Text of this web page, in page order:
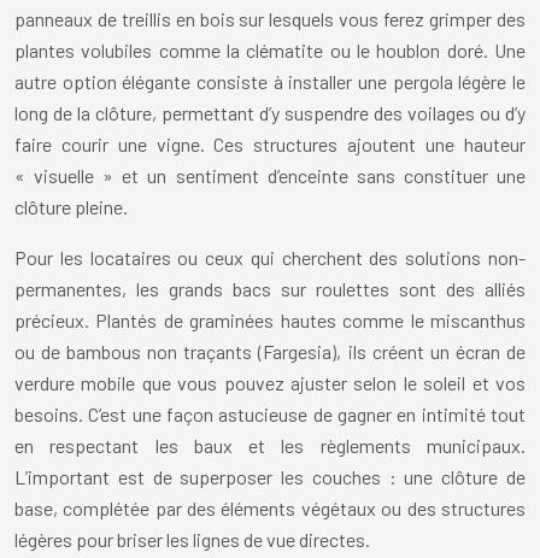
panneaux de treillis en bois sur lesquels vous ferez grimper des
plantes volubiles comme la clématite ou le houblon doré. Une
autre option élégante consiste à installer une pergola légère le
long de la clôture, permettant d’y suspendre des voilages ou d’y
faire courir une vigne. Ces structures ajoutent une hauteur
« visuelle » et un sentiment d’enceinte sans constituer une
clôture pleine.
Pour les locataires ou ceux qui cherchent des solutions non-
permanentes, les grands bacs sur roulettes sont des alliés
précieux. Plantés de graminées hautes comme le miscanthus
ou de bambous non traçants (Fargesia), ils créent un écran de
verdure mobile que vous pouvez ajuster selon le soleil et vos
besoins. C’est une façon astucieuse de gagner en intimité tout
en respectant les baux et les règlements municipaux.
L’important est de superposer les couches : une clôture de
base, complétée par des éléments végétaux ou des structures
légères pour briser les lignes de vue directes.